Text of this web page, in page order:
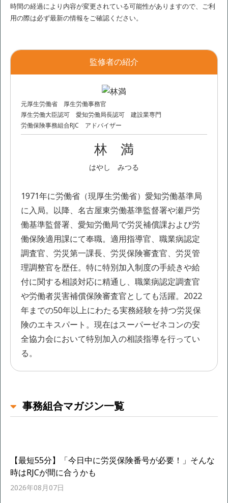
時間の経過により内容が変更されている可能性がありますので、ご利
用の際は必ず最新の情報をご確認ください。
監修者の紹介
元厚生労働省 厚生労働事務官
厚生労働大臣認可 愛知労働局長認可 建設業専門
労働保険事務組合RJC アドバイザー
林 満
はやし みつる
1971年に労働省（現厚生労働省）愛知労働基準局
に入局。以降、名古屋東労働基準監督署や瀬戸労
働基準監督署、愛知労働局で労災補償課および労
働保険適用課にて奉職。適用指導官、職業病認定
調査官、労災第一課長、労災保険審査官、労災管
理調整官を歴任。特に特別加入制度の手続きや給
付に関する相談対応に精通し、職業病認定調査官
や労働者災害補償保険審査官としても活躍。2022
年までの50年以上にわたる実務経験を持つ労災保
険のエキスパート。現在はスーパーゼネコンの安
全協力会において特別加入の相談指導を行ってい
る。
事務組合マガジン一覧
【最短55分】「今日中に労災保険番号が必要！」そんな
時はRJCが間に合うかも
2026年08月07日